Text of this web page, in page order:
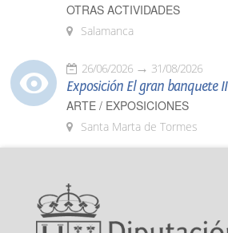
OTRAS ACTIVIDADES
Salamanca
26/06/2026 31/08/2026
Exposición El gran banquete II
ARTE / EXPOSICIONES
Santa Marta de Tormes